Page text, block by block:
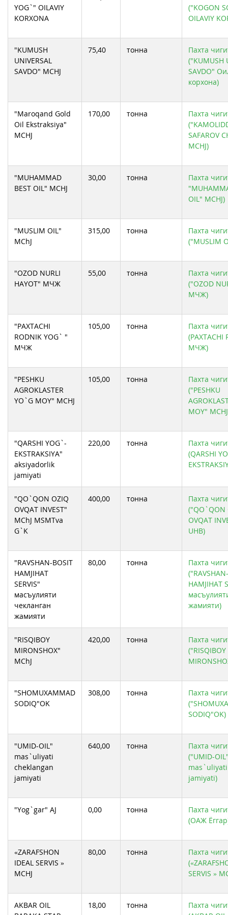
YOG`" OILAVIY
KORXONA
("KOGON
OILAVIY
"KUMUSH
UNIVERSAL
SAVDO" MCHJ
75,40 тонна
Пахта
("KUMUSH
SAVDO"
корхона)
"Maroqand Gold
Oil Ekstraksiya"
MCHJ
170,00 тонна
Пахта
SAFAROV
MCHJ)
"MUHAMMAD
BEST OIL" MCHJ
30,00 тонна
Пахта
OIL" MCHJ)
"MUSLIM OIL"
MChJ
315,00 тонна
Пахта
("MUSLIM
"OZOD NURLI
HAYOT" МЧЖ
55,00 тонна
Пахта
("OZOD
МЧЖ)
"PAXTACHI
RODNIK YOG` "
МЧЖ
105,00 тонна
Пахта
(PAXTACHI
МЧЖ)
"PESHKU
AGROKLASTER
YO`G MOY" MCHJ
105,00 тонна
Пахта
("PESHKU
MOY"
"QARSHI YOG`-
EKSTRAKSIYA"
aksiyadorlik
jamiyati
220,00 тонна
Пахта
(QARSHI
"QO`QON OZIQ
OVQAT INVEST"
MChJ MSMTva
G`K
400,00 тонна
Пахта
("QO`QON
OVQAT
UHB)
"RAVSHAN-BOSIT
HAMJIHAT
SERVIS"
масъулияти
чекланган
жамияти
80,00 тонна
Пахта
HAMJIHAT
жамияти)
"RISQIBOY
MIRONSHOX"
MChJ
420,00 тонна
Пахта
("RISQIBOY
"SHOMUXAMMAD
SODIQ"OK
308,00 тонна
Пахта
SODIQ"OK)
"UMID-OIL"
mas`uliyati
cheklangan
jamiyati
640,00 тонна
Пахта
("UMID-
jamiyati)
"Yog`gar" AJ 0,00 тонна
Пахта
(ОАЖ
«ZARAFSHON
IDEAL SERVIS »
MCHJ
80,00 тонна
Пахта
SERVIS »
AKBAR OIL
18,00 тонна
Пахта